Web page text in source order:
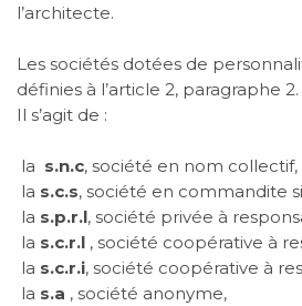
l’architecte.
Les sociétés dotées de
définies à l’article 2, paragraphe 2.
Il s’agit de :
la s.n.c, société en nom collectif,
la s.c.s, société en commandite
la s.p.r.l, société privée à
la s.c.r.l , société coopérative à
la s.c.r.i, société coopérative à
la s.a , société anonyme,